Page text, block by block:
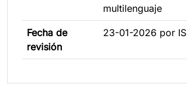
multilenguaje
Fecha de
revisión
23-01-2026 por IS